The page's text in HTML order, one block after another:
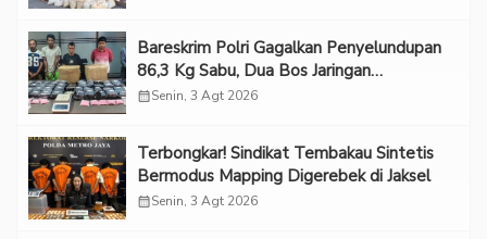
Bareskrim Polri Gagalkan Penyelundupan
86,3 Kg Sabu, Dua Bos Jaringan
Internasional Diburu
calendar_monthSenin, 3 Agt 2026
Terbongkar! Sindikat Tembakau Sintetis
Bermodus Mapping Digerebek di Jaksel
calendar_monthSenin, 3 Agt 2026